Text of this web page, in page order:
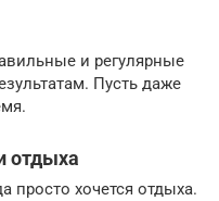
и регулярные
Пусть даже
отдыха
просто хочется отдыха.